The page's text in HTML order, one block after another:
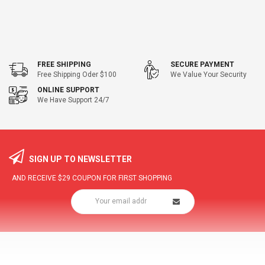
FREE SHIPPING
Free Shipping Oder $100
SECURE PAYMENT
We Value Your Security
ONLINE SUPPORT
We Have Support 24/7
SIGN UP TO NEWSLETTER
AND RECEIVE $29 COUPON FOR FIRST SHOPPING